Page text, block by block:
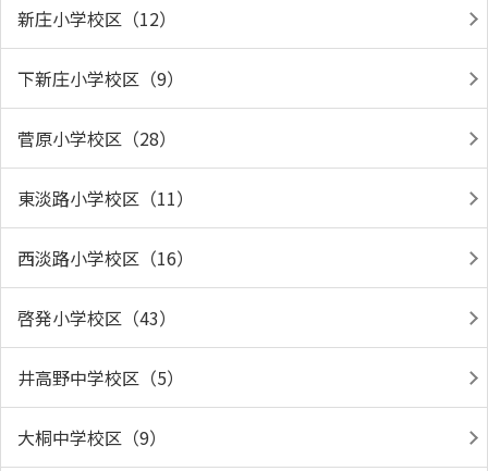
新庄小学校区（12）
下新庄小学校区（9）
菅原小学校区（28）
東淡路小学校区（11）
西淡路小学校区（16）
啓発小学校区（43）
井高野中学校区（5）
大桐中学校区（9）